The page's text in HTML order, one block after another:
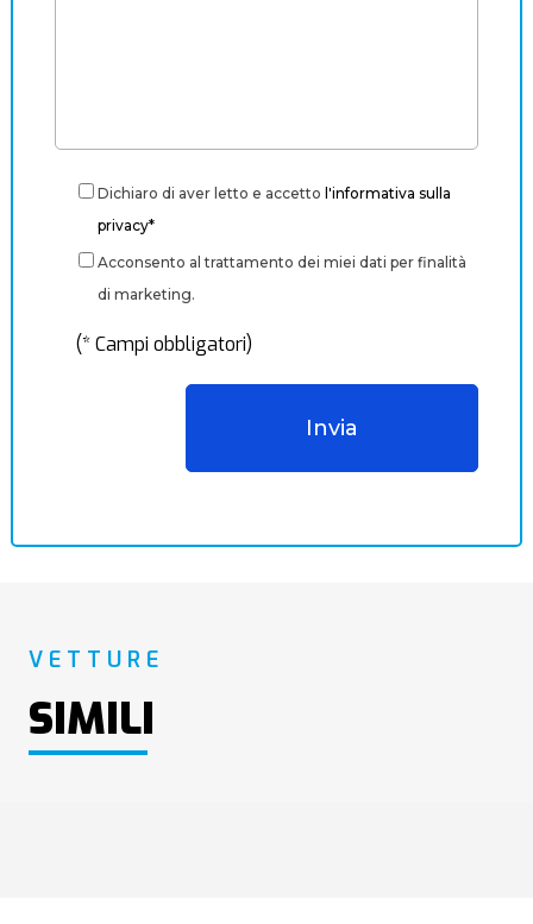
Dichiaro di aver letto e accetto l'informativa sulla
privacy*
Acconsento al trattamento dei miei dati per finalità
di marketing.
(* Campi obbligatori)
VETTURE
SIMILI